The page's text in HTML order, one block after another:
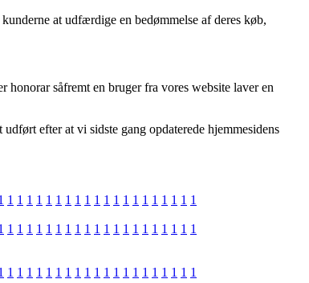
at udfærdige en bedømmelse af deres køb,
såfremt en bruger fra vores website laver en
efter at vi sidste gang opdaterede hjemmesidens
1 1 1 1 1 1 1 1 1 1 1 1 1 1 1 1 1 1 1 1
1 1 1 1 1 1 1 1 1 1 1 1 1 1 1 1 1 1 1 1
1 1 1 1 1 1 1 1 1 1 1 1 1 1 1 1 1 1 1 1